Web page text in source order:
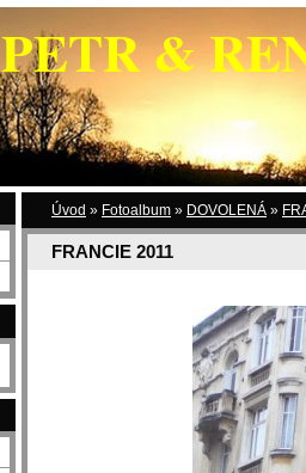
PETR &
Úvod » Fotoalbum » DOVOLENÁ »
FRANCIE 2011